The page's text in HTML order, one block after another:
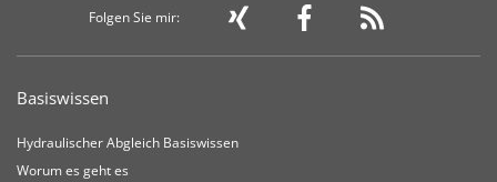
Folgen Sie mir:
Basiswissen
Hydraulischer Abgleich Basiswissen
Worum es geht es